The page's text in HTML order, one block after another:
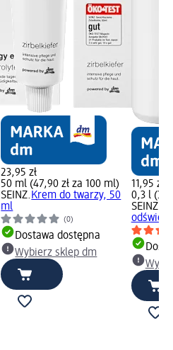
23,95 zł
50 ml (47,90 zł za 100 ml)
SEINZ. Krem do twarzy, 50
ml
(0)
Dostawa dostępna
Wybierz sklep dm
11,95 zł
0,3 l
SEINZ.